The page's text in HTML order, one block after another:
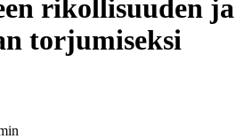
rikollisuuden ja
torjumiseksi